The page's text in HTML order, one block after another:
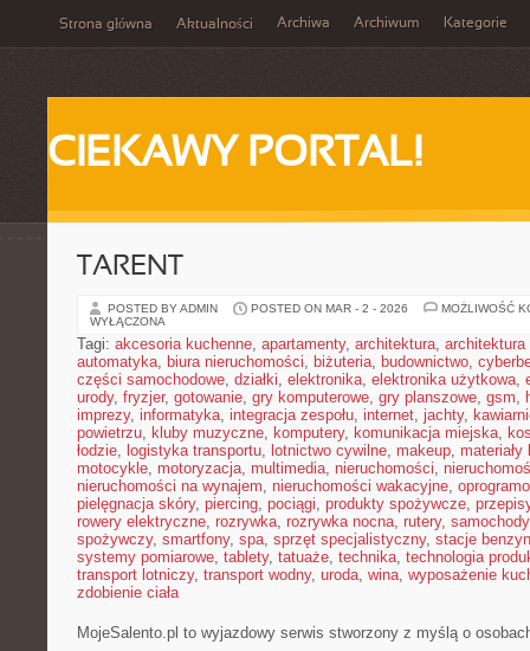
Strona główna Aktualności Archiwa Archiwum Kategorie
CIEKAWY PORTAL!
TARENT
POSTED BY ADMIN POSTED ON MAR - 2 - 2026
MOŻLIWOŚĆ
WYŁĄCZONA
Tagi: akcesoria kuchenne, apartamenty, architektura, architektura
automatyka, biura nieruchomości, biżuteria, budownictwo,
części samochodowe, działki, elektronika, elektronika użytkowa,
urody, fryzjer, gotowanie, gry komputerowe, gry planszowe, gsm,
imprezy, informatyka, integracja zespołu, internet, jachty,
powietrzu, kluby muzyczne, komputery, komunikacja miejska,
łodzie, logistyka transportu, lotnictwo cywilne, makeup, materiały
motocykle, motoryzacja, multimedia, nieruchomości,
nieruchomości na wynajem, nieruchomości wakacyjne,
pielęgnacja skóry, piercing, pociągi, produkty spożywcze,
rowery elektryczne, rozrywka, rozrywka nocna, rutery, samochody
spożywczy, smartfony, spa, sprzęt specjalistyczny, stacje
systemy pomiarowe, tablety, tatuaże, technika, technologia
transport lotniczy, transport wodny, uroda, wina, wyposażenie
zdobienie ciała
MojeSalento.pl to wyjazdowy serwis stworzony z myślą o